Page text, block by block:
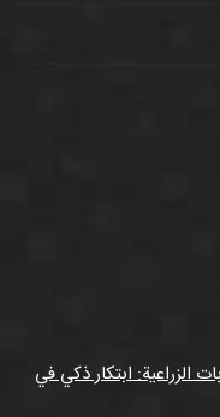
الزراعية: ابتكار ذكي في